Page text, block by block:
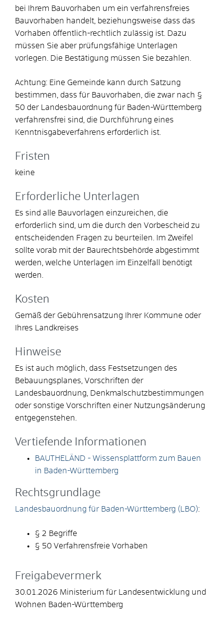
bei Ihrem Bauvorhaben um ein verfahrensfreies
Bauvorhaben handelt, beziehungsweise dass das
Vorhaben öffentlich-rechtlich zulässig ist. Dazu
müssen Sie aber prüfungsfähige Unterlagen
vorlegen.
Die Bestätigung müssen Sie bezahlen.
Achtung: Eine Gemeinde kann durch Satzung
bestimmen, dass für Bauvorhaben, die zwar nach §
50 der Landesbauordnung für Baden-Württemberg
verfahrensfrei sind, die Durchführung eines
Kenntnisgabeverfahrens erforderlich ist.
Fristen
keine
Erforderliche Unterlagen
Es sind alle Bauvorlagen einzureichen, die
erforderlich sind, um die durch den Vorbescheid zu
entscheidenden Fragen zu beurteilen. Im Zweifel
sollte vorab mit der Baurechtsbehörde abgestimmt
werden, welche Unterlagen im Einzelfall benötigt
werden.
Kosten
Gemäß der Gebührensatzung Ihrer Kommune oder
Ihres Landkreises
Hinweise
Es ist auch möglich, dass Festsetzungen des
Bebauungsplanes, Vorschriften der
Landesbauordnung, Denkmalschutzbestimmungen
oder sonstige Vorschriften einer Nutzungsänderung
entgegenstehen.
Vertiefende Informationen
BAUTHELÄND - Wissensplattform zum Bauen
in Baden-Württemberg
Rechtsgrundlage
Landesbauordnung für Baden-Württemberg (LBO):
§ 2 Begriffe
§ 50 Verfahrensfreie Vorhaben
Freigabevermerk
30.01.2026 Ministerium für Landesentwicklung und
Wohnen Baden-Württemberg